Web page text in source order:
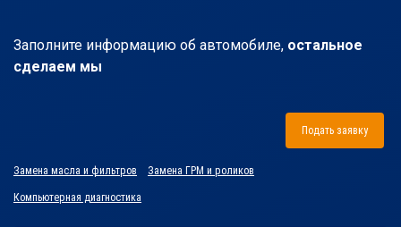
Заполните информацию об автомобиле, остальное
сделаем мы
Подать заявку
Замена масла и фильтров Замена ГРМ и роликов
Компьютерная диагностика